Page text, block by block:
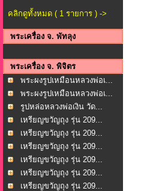
คลิกดูทั้งหมด ( 1 รายการ ) ->
พระเครื่อง จ. พัทลุง
พระเครื่อง จ. พิจิตร
พระผงรูปเหมือนหลวงพ่อเ...
พระผงรูปเหมือนหลวงพ่อเ...
รูปหล่อหลวงพ่อเงิน วัด...
เหรียญขวัญถุง รุ่น 209...
เหรียญขวัญถุง รุ่น 209...
เหรียญขวัญถุง รุ่น 209...
เหรียญขวัญถุง รุ่น 209...
เหรียญขวัญถุง รุ่น 209...
เหรียญขวัญถุง รุ่น 209...